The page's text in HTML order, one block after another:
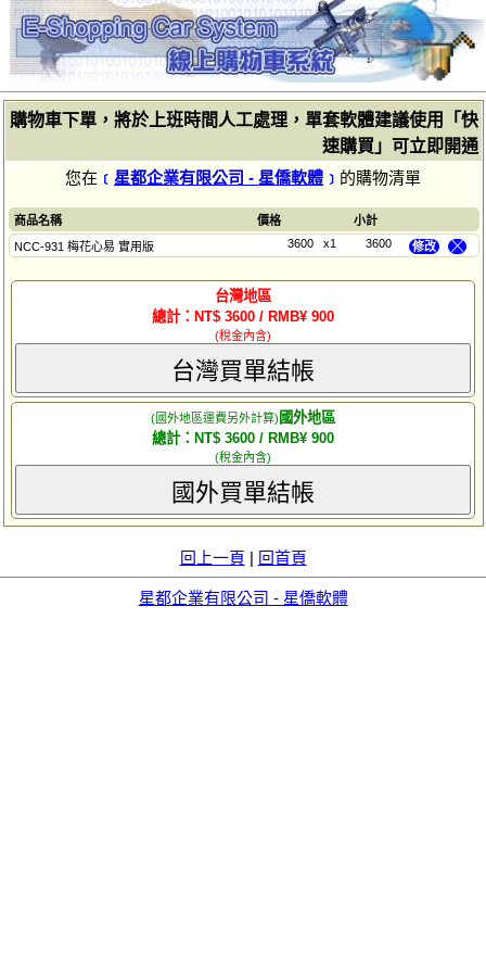
購物車下單，將於上班時間人工處理，單套軟體建議使用「快
速購買」可立即開通
您在 ﹝ 星都企業有限公司 - 星僑軟體 ﹞ 的購物清單
商品名稱 價格
小計
NCC-931 梅花心易 實用版
3600 x1 3600 ╳
修改
台灣地區
總計：NT$ 3600 / RMB¥ 900
(稅金內含)
台灣買單結帳
(國外地區運費另外計算) 國外地區
總計：NT$ 3600 / RMB¥ 900
(稅金內含)
國外買單結帳
回上一頁 | 回首頁
星都企業有限公司 - 星僑軟體